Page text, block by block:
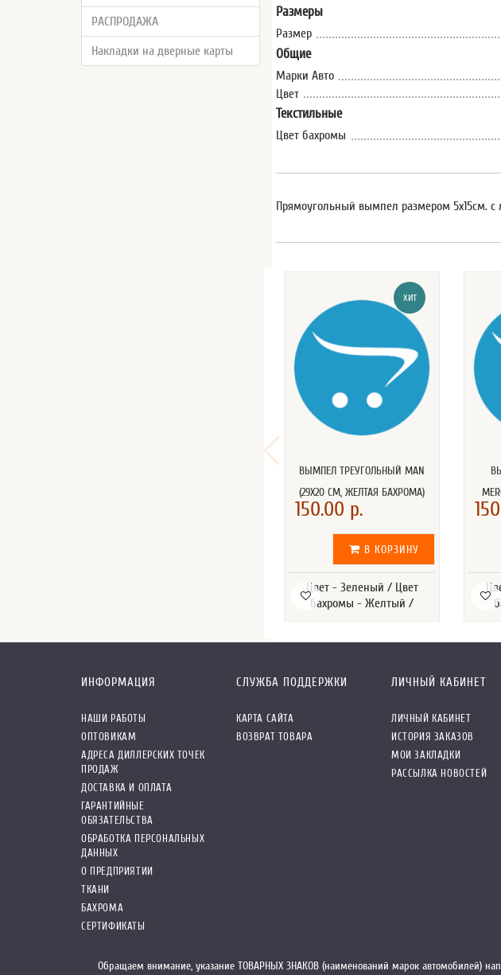
РАСПРОДАЖА
Накладки на дверные карты
Размеры
Размер
Общие
Марки Авто
Цвет
Текстильные
Цвет бахромы
Прямоугольный вымпел размером 5х15см. с
ХИТ
ВЫМПЕЛ ТРЕУГОЛЬНЫЙ MAN
(29Х20 СМ, ЖЕЛТАЯ БАХРОМА)
150.00 р.
В КОРЗИНУ
Цвет - Зеленый / Цвет
бахромы - Желтый /
ИНФОРМАЦИЯ
НАШИ РАБОТЫ
ОПТОВИКАМ
АДРЕСА ДИЛЛЕРСКИХ ТОЧЕК
ПРОДАЖ
ДОСТАВКА И ОПЛАТА
ГАРАНТИЙНЫЕ
ОБЯЗАТЕЛЬСТВА
ОБРАБОТКА ПЕРСОНАЛЬНЫХ
ДАННЫХ
О ПРЕДПРИЯТИИ
ТКАНИ
БАХРОМА
СЕРТИФИКАТЫ
СЛУЖБА ПОДДЕРЖКИ
КАРТА САЙТА
ВОЗВРАТ ТОВАРА
ЛИЧНЫЙ КАБИНЕТ
ЛИЧНЫЙ КАБИНЕТ
ИСТОРИЯ ЗАКАЗОВ
МОИ ЗАКЛАДКИ
РАССЫЛКА НОВОСТЕЙ
Обращаем внимание, указание ТОВАРНЫХ ЗНАКОВ (наименований марок автомобилей)